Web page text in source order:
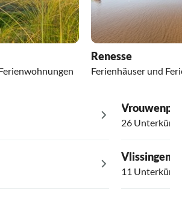
Renesse
Ferienhäuser und
26
Vlissingen
11